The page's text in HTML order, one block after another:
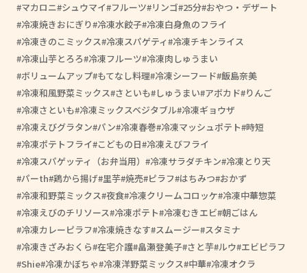
マカロニ シュウマイ フルーツ リンゴ 25分 おやつ・デザート
冷凍焼きおにぎり 冷凍水餃子 冷凍白身魚のフライ
冷凍きのこミックス 冷凍スパゲティ 冷凍チキンライス
冷凍山芋とろろ 冷凍フルーツ 冷凍肉しゅうまい
ボリュームアップ もてなし料理 冷凍シーフード 飯島奈美
冷凍和風野菜ミックス さといも しゅうまい アボカド りんご
冷凍さといも 冷凍ミックスベジタブル 冷凍ギョウザ
冷凍えびグラタン パン 冷凍春巻 冷凍マッシュポテト 時短
冷凍ポテトフライ こどもの日 冷凍えびフライ
冷凍スパゲッティ（お弁当用）
冷凍サラダチキン 冷凍とり天
パーth 鶏から揚げ 里芋 焼売 ピラフ はちみつ おかず
冷凍和野菜ミックス 夜食 冷凍クリームコロッケ 冷凍中華惣菜
冷凍えびのチリソース 冷凍ポテト 冷凍むきエビ 朝ごはん
冷凍カレーピラフ 冷凍焼きなす スムージー スタミナ
冷凍きざみおくら 在宅介護 畠瀬登美子 さと芋 ルウ エビピラフ
Shie 冷凍かぼちゃ 冷凍洋野菜ミックス 中華 冷凍オクラ